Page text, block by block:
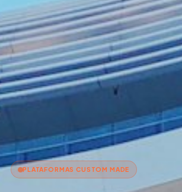
PLATAFORMAS CUSTOM MADE